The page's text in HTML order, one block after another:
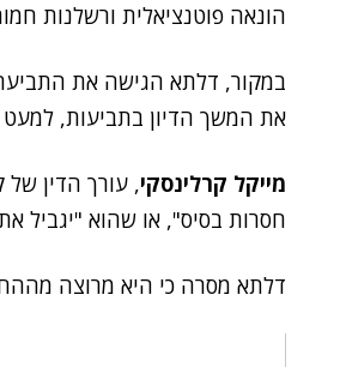
הונאה פוטנציאלית ורשלנות
את המשך הדיון בתביעות,
מייקל קרלינסקי, עורך הדין
חסרות בסיס", או שהוא "יגביל
דלתא מסרה כי היא מרוצה